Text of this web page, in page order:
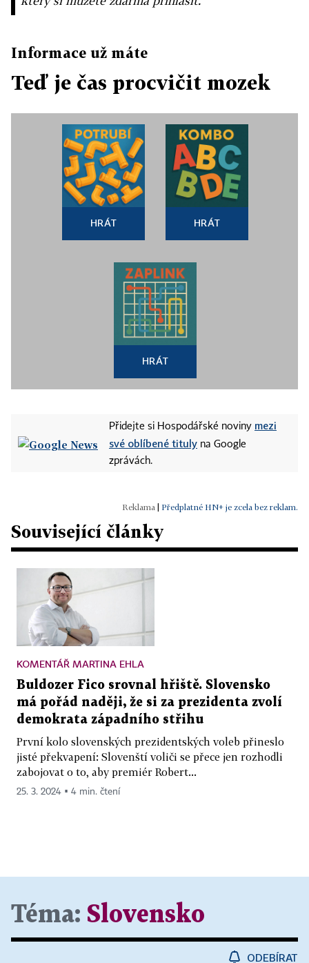
Informace už máte
Teď je čas procvičit mozek
HRÁT HRÁT
HRÁT
Přidejte si Hospodářské noviny mezi
své oblíbené tituly na Google
zprávách.
Předplatné HN+ je zcela bez reklam.
Související články
KOMENTÁŘ MARTINA EHLA
Buldozer Fico srovnal hřiště. Slovensko
má pořád naději, že si za prezidenta zvolí
demokrata západního střihu
První kolo slovenských prezidentských voleb přineslo
jisté překvapení: Slovenští voliči se přece jen rozhodli
zabojovat o to, aby premiér Robert...
25. 3. 2024 ▪ 4 min. čtení
Téma: Slovensko
ODEBÍRAT